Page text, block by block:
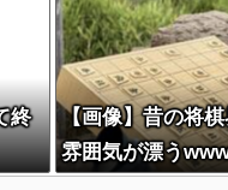
終
【画像】昔の将
雰囲気が漂う